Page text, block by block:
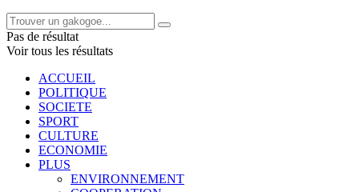
Pas de résultat
Voir tous les résultats
ACCUEIL
POLITIQUE
SOCIETE
SPORT
CULTURE
ECONOMIE
PLUS
ENVIRONNEMENT